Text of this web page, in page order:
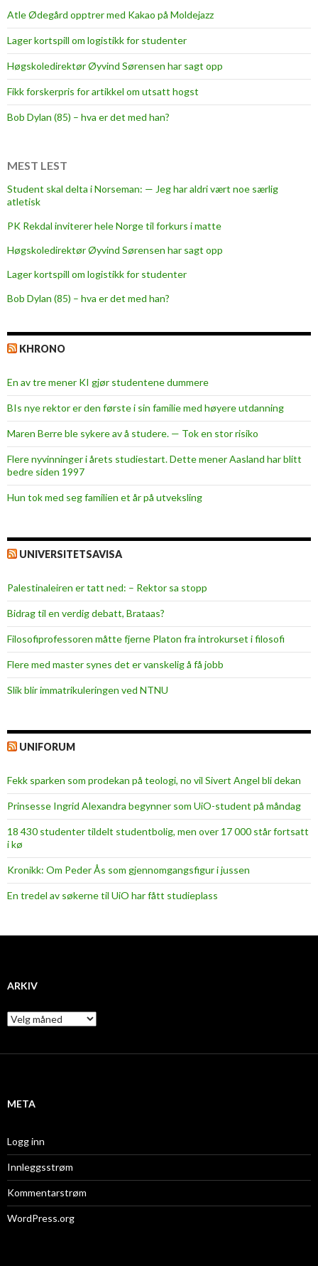
Atle Ødegård opptrer med Kakao på Moldejazz
Lager kortspill om logistikk for studenter
Høgskoledirektør Øyvind Sørensen har sagt opp
Fikk forskerpris for artikkel om utsatt hogst
Bob Dylan (85) – hva er det med han?
MEST LEST
Student skal delta i Norseman: — Jeg har aldri vært noe særlig
atletisk
PK Rekdal inviterer hele Norge til forkurs i matte
Høgskoledirektør Øyvind Sørensen har sagt opp
Lager kortspill om logistikk for studenter
Bob Dylan (85) – hva er det med han?
KHRONO
En av tre mener KI gjør studentene dummere
BIs nye rektor er den første i sin familie med høyere utdanning
Maren Berre ble sykere av å studere. — Tok en stor risiko
Flere nyvinninger i årets studiestart. Dette mener Aasland har blitt
bedre siden 1997
Hun tok med seg familien et år på utveksling
UNIVERSITETSAVISA
Palestinaleiren er tatt ned: – Rektor sa stopp
Bidrag til en verdig debatt, Brataas?
Filosofiprofessoren måtte fjerne Platon fra introkurset i filosofi
Flere med master synes det er vanskelig å få jobb
Slik blir immatrikuleringen ved NTNU
UNIFORUM
Fekk sparken som prodekan på teologi, no vil Sivert Angel bli dekan
Prinsesse Ingrid Alexandra begynner som UiO-student på måndag
18 430 studenter tildelt studentbolig, men over 17 000 står fortsatt
i kø
Kronikk: Om Peder Ås som gjennomgangsfigur i jussen
En tredel av søkerne til UiO har fått studieplass
ARKIV
A
r
i
META
Logg inn
Innleggsstrøm
Kommentarstrøm
WordPress.org